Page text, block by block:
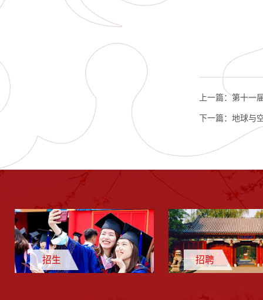
上一篇：第十一
下一篇： 地球与
招生 招聘